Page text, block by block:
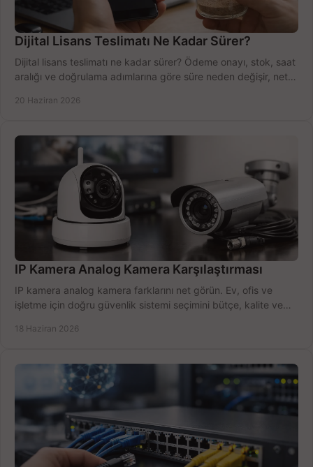
Dijital Lisans Teslimatı Ne Kadar Sürer?
Dijital lisans teslimatı ne kadar sürer? Ödeme onayı, stok, saat
aralığı ve doğrulama adımlarına göre süre neden değişir, net
20 Haziran 2026
IP Kamera Analog Kamera Karşılaştırması
IP kamera analog kamera farklarını net görün. Ev, ofis ve
işletme için doğru güvenlik sistemi seçimini bütçe, kalite ve
18 Haziran 2026